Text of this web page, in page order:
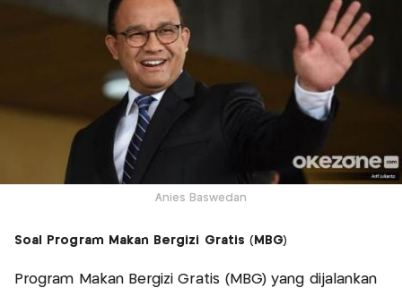
Anies Baswedan
Soal Program Makan Bergizi Gratis (MBG)
Program Makan Bergizi Gratis (MBG) yang dijalankan